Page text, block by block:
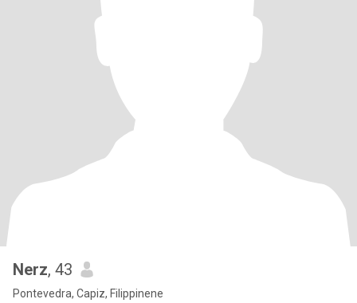
Nerz, 43
Pontevedra, Capiz, Filippinene